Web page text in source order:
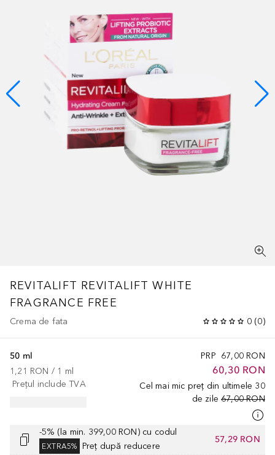
REVITALIFT REVITALIFT WHITE
FRAGRANCE FREE
Crema de fata 0 (0)
PRP 67,00 RON
60,30 RON
Cel mai mic preț din ultimele 30
de zile 67,00 RON
50 ml
1,21 RON / 1 ml
Prețul include TVA
-5% (la min. 399,00 RON) cu codul
EXTRA5% Preț după reducere
57,29 RON